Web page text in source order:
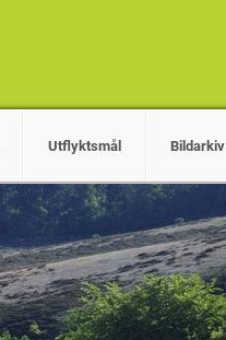
Utflyktsmål Bildarkiv